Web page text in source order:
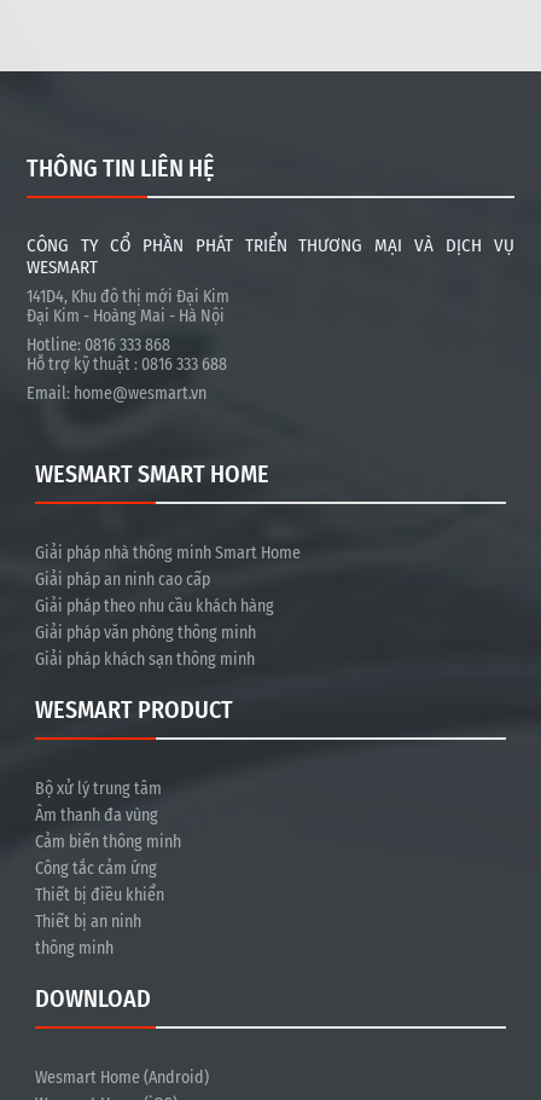
THÔNG TIN LIÊN HỆ
CÔNG TY CỔ PHẦN PHÁT TRIỂN THƯƠNG MẠI VÀ DỊCH VỤ
WESMART
141D4, Khu đô thị mới Đại Kim
Đại Kim - Hoàng Mai - Hà Nội
Hotline: 0816 333 868
Hỗ trợ kỹ thuật : 0816 333 688
Email: home@wesmart.vn
WESMART SMART HOME
Giải pháp nhà thông minh Smart Home
Giải pháp an ninh cao cấp
Giải pháp theo nhu cầu khách hàng
Giải pháp văn phòng thông minh
Giải pháp khách sạn thông minh
WESMART PRODUCT
Bộ xử lý trung tâm
Âm thanh đa vùng
Cảm biến thông minh
Công tắc cảm ứng
Thiết bị điều khiển
Thiết bị an ninh
thông minh
DOWNLOAD
Wesmart Home (Android)